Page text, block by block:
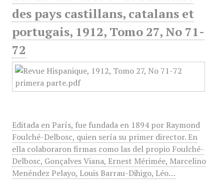
des pays castillans, catalans et
portugais, 1912, Tomo 27, No 71-
72
Editada en París, fue fundada en 1894 por Raymond
Foulché-Delbosc, quien sería su primer director. En
ella colaboraron firmas como las del propio Foulché-
Delbosc, Gonçalves Viana, Ernest Mérimée, Marcelino
Menéndez Pelayo, Louis Barrau-Dihigo, Léo…